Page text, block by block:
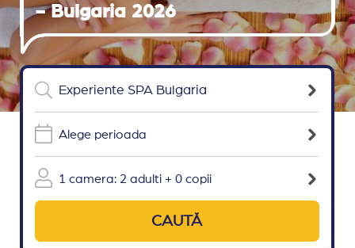
- Bulgaria 2026
Alege perioada
1 camera: 2 adulti + 0 copii
CAUTĂ